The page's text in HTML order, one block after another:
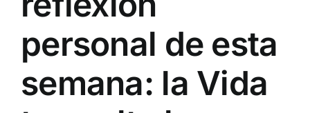
personal de esta
semana: la Vida